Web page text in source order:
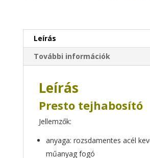
Leírás
További információk
Leírás
Presto tejhabosító
Jellemzők:
anyaga: rozsdamentes acél
műanyag fogó